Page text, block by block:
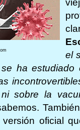
el
ha estudiado
sobre la
oficial